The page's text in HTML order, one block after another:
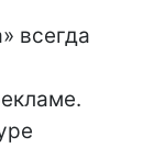
всегда